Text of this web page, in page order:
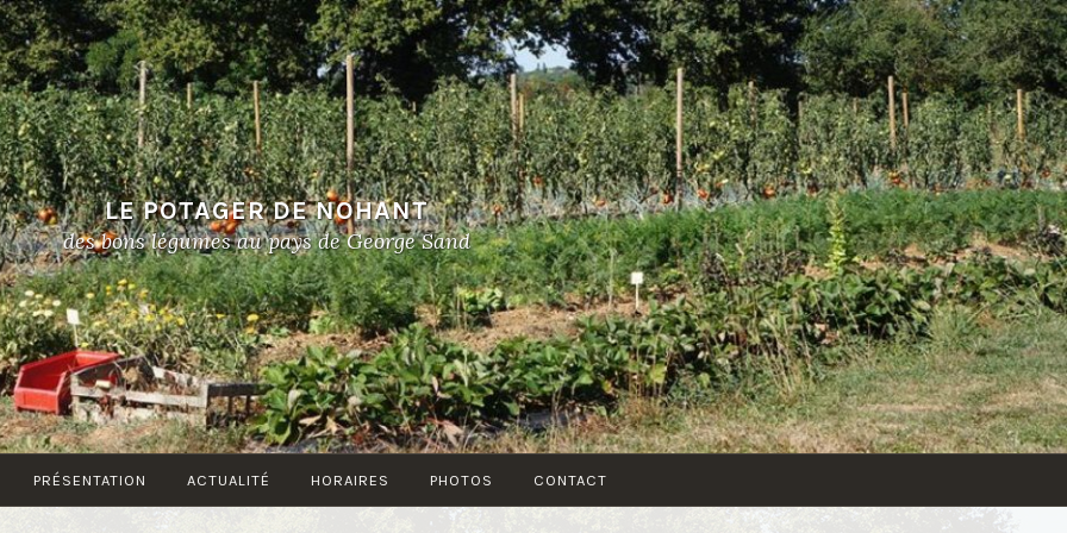
LE POTAGER DE NOHANT
des bons légumes au pays de George Sand
PRÉSENTATION ACTUALITÉ HORAIRES PHOTOS CONTACT